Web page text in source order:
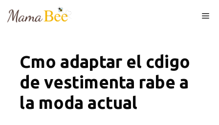
Cmo adaptar el cdigo
de vestimenta rabe a
la moda actual